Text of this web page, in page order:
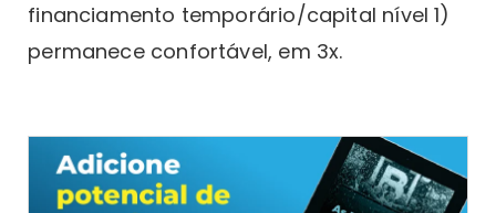
financiamento temporário/capital nível 1)
permanece confortável, em 3x.